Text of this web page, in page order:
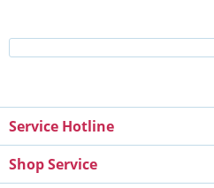
Service Hotline
Shop Service